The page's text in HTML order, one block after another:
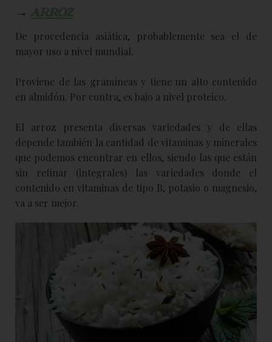
→
De procedencia asiática, probablemente sea el de
mayor uso a nivel mundial.
Proviene de las gramíneas y tiene un alto contenido
en almidón. Por contra, es bajo a nivel proteico.
El arroz presenta diversas variedades y de ellas
depende también la cantidad de vitaminas y minerales
que podemos encontrar en ellos, siendo las que están
sin refinar (integrales) las variedades donde el
contenido en vitaminas de tipo B, potasio o magnesio,
va a ser mejor.